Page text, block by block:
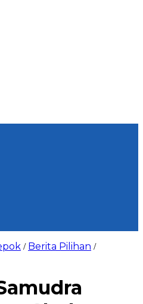
/ Berita Pilihan /